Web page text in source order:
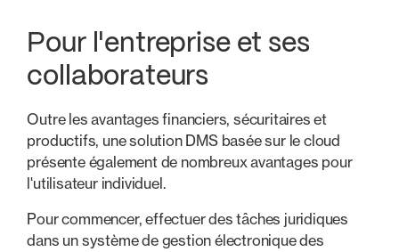
Pour l'entreprise et ses
collaborateurs
Outre les avantages financiers, sécuritaires et
productifs, une solution DMS basée sur le cloud
présente également de nombreux avantages pour
l'utilisateur individuel.
Pour commencer, effectuer des tâches juridiques
dans un système de gestion électronique des